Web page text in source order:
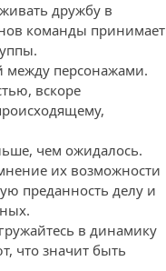
дружбу в
команды принимает
между персонажами.
вскоре
чем ожидалось.
их возможности
преданность делу и
в динамику
что значит быть